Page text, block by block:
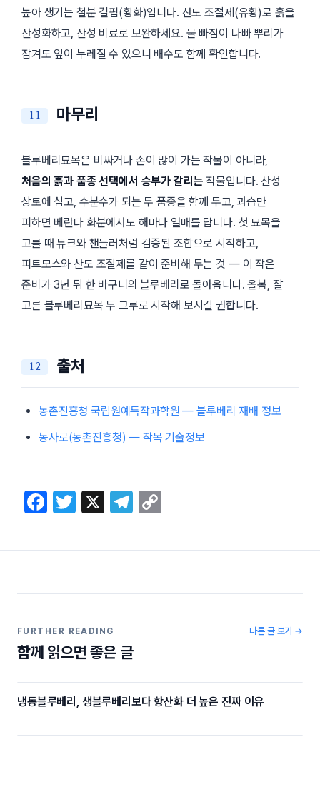
높아 생기는 철분 결핍(황화)입니다. 산도 조절제(유황)로 흙을
산성화하고, 산성 비료로 보완하세요. 물 빠짐이 나빠 뿌리가
잠겨도 잎이 누레질 수 있으니 배수도 함께 확인합니다.
마무리
블루베리묘목은 비싸거나 손이 많이 가는 작물이 아니라,
처음의 흙과 품종 선택에서 승부가 갈리는 작물입니다. 산성
상토에 심고, 수분수가 되는 두 품종을 함께 두고, 과습만
피하면 베란다 화분에서도 해마다 열매를 답니다. 첫 묘목을
고를 때 듀크와 챈들러처럼 검증된 조합으로 시작하고,
피트모스와 산도 조절제를 같이 준비해 두는 것 — 이 작은
준비가 3년 뒤 한 바구니의 블루베리로 돌아옵니다. 올봄, 잘
고른 블루베리묘목 두 그루로 시작해 보시길 권합니다.
출처
농촌진흥청 국립원예특작과학원 — 블루베리 재배 정보
농사로(농촌진흥청) — 작목 기술정보
F
c
b
o
k
T
itt
X
T
e
a
p
Li
FURTHER READING
함께 읽으면 좋은 글
다른 글 보기 →
냉동블루베리, 생블루베리보다 항산화 더 높은 진짜 이유